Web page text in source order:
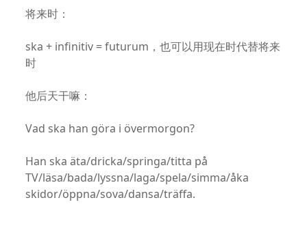
将来时：
ska + infinitiv = futurum，也可以用现在时代替将来
时
他后天干嘛：
Vad ska han göra i övermorgon?
Han ska äta/dricka/springa/titta på
TV/läsa/bada/lyssna/laga/spela/simma/åka
skidor/öppna/sova/dansa/träffa.